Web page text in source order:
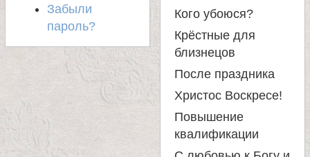
Забыли
пароль?
Кого убоюся?
Крёстные для
близнецов
После праздника
Христос Воскресе!
Повышение
квалификации